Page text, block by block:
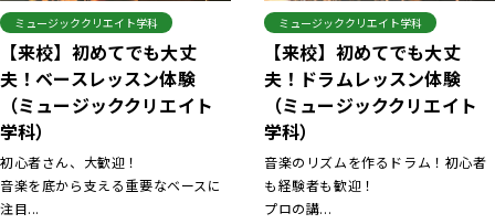
ミュージッククリエイト学科
【来校】初めてでも大丈
夫！ベースレッスン体験
（ミュージッククリエイト
学科）
初心者さん、大歓迎！
音楽を底から支える重要なベースに
注目...
ミュージッククリエイト学科
【来校】初めてでも大丈
夫！ドラムレッスン体験
（ミュージッククリエイト
学科）
音楽のリズムを作るドラム！初心者
も経験者も歓迎！
プロの講...